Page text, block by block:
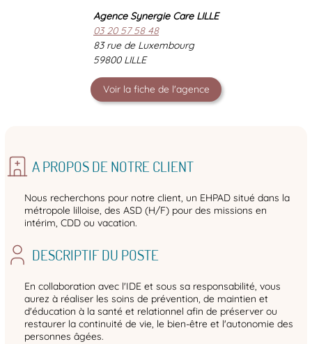
Agence Synergie Care LILLE
03 20 57 58 48
83 rue de Luxembourg
59800 LILLE
Voir la fiche de l'agence
A PROPOS DE NOTRE CLIENT
Nous recherchons pour notre client, un EHPAD situé dans la
métropole lilloise, des ASD (H/F) pour des missions en
intérim, CDD ou vacation.
DESCRIPTIF DU POSTE
En collaboration avec l'IDE et sous sa responsabilité, vous
aurez à réaliser les soins de prévention, de maintien et
d'éducation à la santé et relationnel afin de préserver ou
restaurer la continuité de vie, le bien-être et l'autonomie des
personnes âgées.